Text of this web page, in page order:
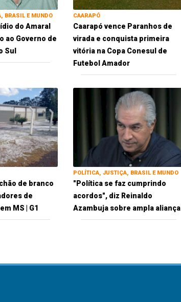
BRASIL E MUNDO
do Amaral
ao Governo de
Sul
CAARAPÓ
Caarapó vence Paranhos de
virada e conquista primeira
vitória na Copa Conesul de
Futebol Amador
de branco
de
MS | G1
POLÍTICA, JUSTIÇA, BRASIL E MUNDO
"Política se faz cumprindo
acordos", diz Reinaldo
Azambuja sobre ampla aliança